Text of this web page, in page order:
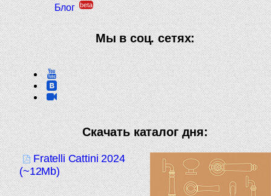
Блог beta
Мы в соц. сетях:
Скачать каталог дня:
Fratelli Cattini 2024
(~12Mb)